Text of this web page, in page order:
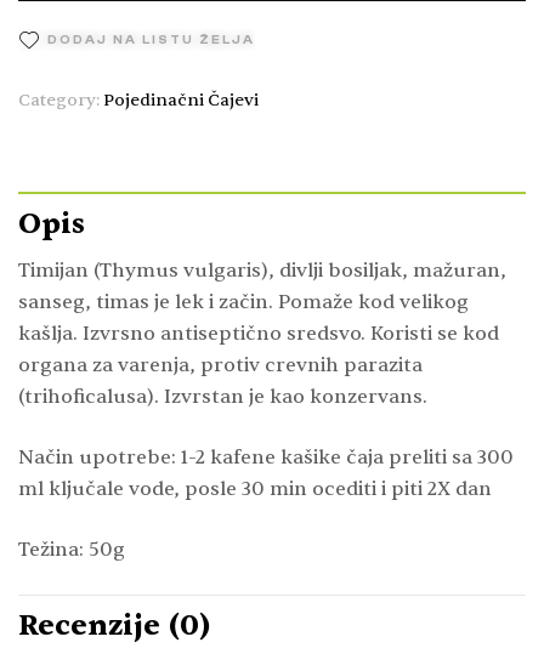
DODAJ NA LISTU ŽELJA
Category: Pojedinačni Čajevi
Opis
Timijan (Thymus vulgaris), divlji bosiljak, mažuran,
sanseg, timas je lek i začin. Pomaže kod velikog
kašlja. Izvrsno antiseptično sredsvo. Koristi se kod
organa za varenja, protiv crevnih parazita
(trihoficalusa). Izvrstan je kao konzervans.
Način upotrebe: 1-2 kafene kašike čaja preliti sa 300
ml ključale vode, posle 30 min ocediti i piti 2X dan
Težina: 50g
Recenzije (0)